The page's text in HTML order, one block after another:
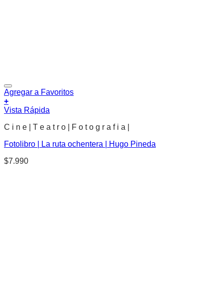
Agregar a Favoritos
+
Vista Rápida
C i n e | T e a t r o | F o t o g r a f i a |
Fotolibro | La ruta ochentera | Hugo Pineda
$7.990